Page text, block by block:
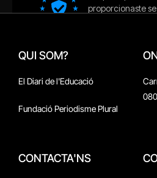
QUI SOM?
El Diari de l'Educació
Fundació Periodisme Plural
CONTACTA'NS